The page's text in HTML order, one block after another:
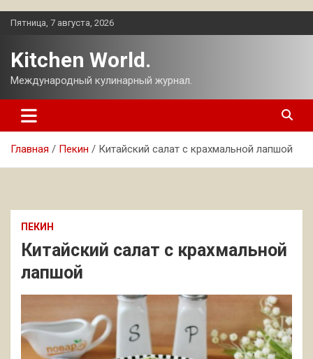
Перейти
Пятница, 7 августа, 2026
Kitchen World.
Международный кулинарный журнал.
Главная Пекин Китайский салат с крахмальной лапшой
ПЕКИН
Китайский салат с крахмальной
лапшой